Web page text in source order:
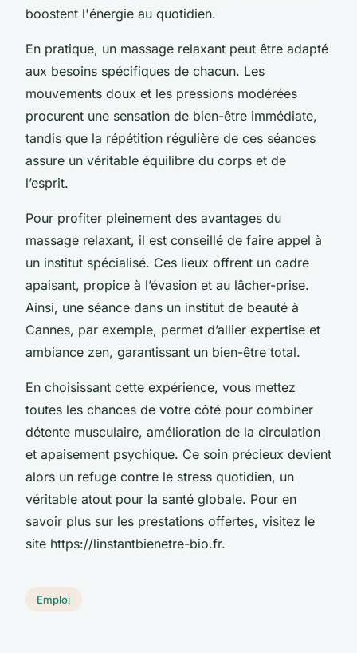
boostent l'énergie au quotidien.
En pratique, un massage relaxant peut être adapté
aux besoins spécifiques de chacun. Les
mouvements doux et les pressions modérées
procurent une sensation de bien-être immédiate,
tandis que la répétition régulière de ces séances
assure un véritable équilibre du corps et de
l’esprit.
Pour profiter pleinement des avantages du
massage relaxant, il est conseillé de faire appel à
un institut spécialisé. Ces lieux offrent un cadre
apaisant, propice à l’évasion et au lâcher-prise.
Ainsi, une séance dans un institut de beauté à
Cannes, par exemple, permet d’allier expertise et
ambiance zen, garantissant un bien-être total.
En choisissant cette expérience, vous mettez
toutes les chances de votre côté pour combiner
détente musculaire, amélioration de la circulation
et apaisement psychique. Ce soin précieux devient
alors un refuge contre le stress quotidien, un
véritable atout pour la santé globale. Pour en
savoir plus sur les prestations offertes, visitez le
site https://linstantbienetre-bio.fr.
Emploi